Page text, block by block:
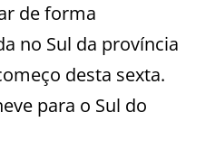
de forma
no Sul da província
desta sexta.
para o Sul do